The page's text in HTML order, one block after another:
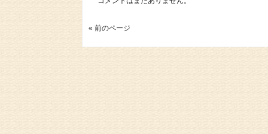
« 前のページ